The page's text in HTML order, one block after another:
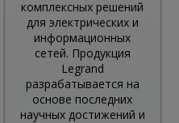
комплексных решений
для электрических и
информационных
сетей. Продукция
Legrand
разрабатывается на
основе последних
научных достижений и